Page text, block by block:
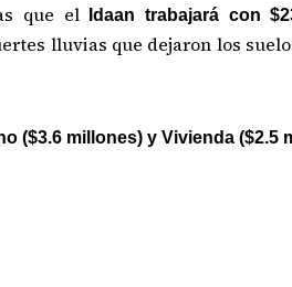
que el Idaan trabajará con
lluvias que dejaron los
($3.6 millones) y Vivienda ($2.5